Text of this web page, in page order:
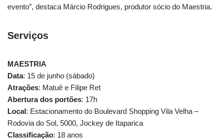
evento”, destaca Márcio Rodrigues, produtor sócio do Maestria.
Serviços
MAESTRIA
Data: 15 de junho (sábado)
Atrações: Matuê e Filipe Ret
Abertura dos portões: 17h
Local: Estacionamento do Boulevard Shopping Vila Velha –
Rodovia do Sol, 5000, Jockey de Itaparica
Classificação: 18 anos